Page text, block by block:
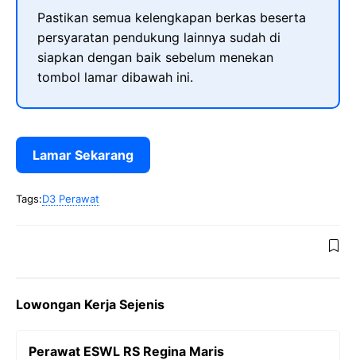
Pastikan semua kelengkapan berkas beserta
persyaratan pendukung lainnya sudah di
siapkan dengan baik sebelum menekan
tombol lamar dibawah ini.
Lamar Sekarang
Tags:D3 Perawat
Lowongan Kerja Sejenis
Perawat ESWL RS Regina Maris